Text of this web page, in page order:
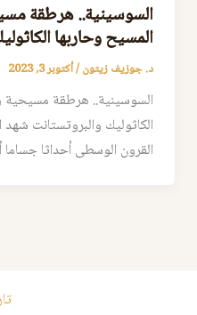
السوسينية.. هرطقة
المسيح وحاربها
د. جوزيف زيتون/أكتوبر 3, 2023
السوسينية.. هرطقة مسيحية
الكاثوليك والبروتستانت شهد
القرون الوسطى أحداثا جساما